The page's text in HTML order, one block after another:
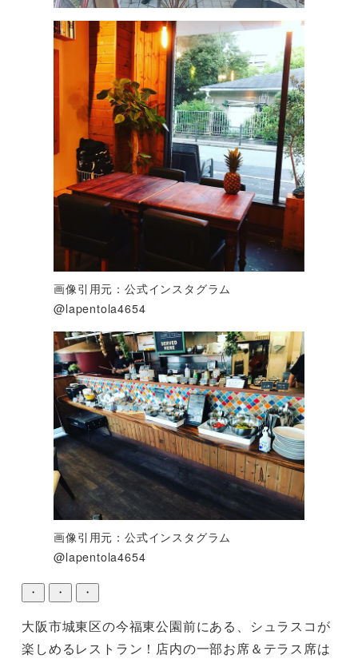
画像引用元：公式インスタグラム
@lapentola4654
画像引用元：公式インスタグラム
@lapentola4654
・ ・ ・
大阪市城東区の今福東公園前にある、シュラスコが
楽しめるレストラン！店内の一部お席＆テラス席は